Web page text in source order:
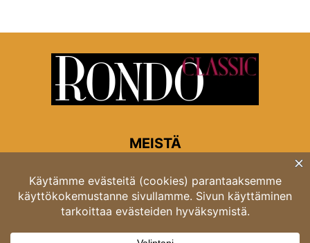
MEISTÄ
Rondon toimitus
Opastinsilta 6A 00520 Helsinki
Asiakaspalvelu: puh. 03 4246 5318
asiakaspalvelu@rondo.fi